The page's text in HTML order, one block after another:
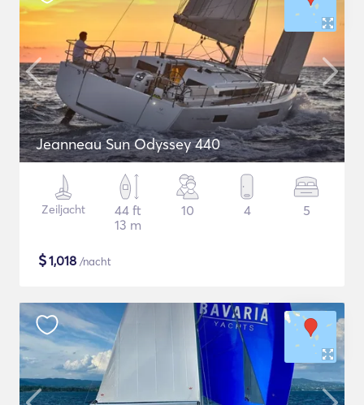
Jeanneau Sun Odyssey 440
Zeiljacht
44 ft
13 m
10 4 5
$1,018 /nacht